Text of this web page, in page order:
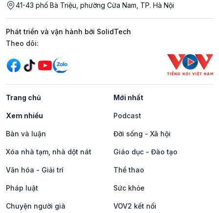
41-43 phố Bà Triệu, phường Cửa Nam, TP. Hà Nội
Phát triển và vận hành bởi SolidTech
Mạng xã hội
Theo dõi:
Trang chủ Mới nhất
Xem nhiều Podcast
Bàn và luận Đời sống - Xã hội
Xóa nhà tạm, nhà dột nát Giáo dục - Đào tạo
Văn hóa - Giải trí Thể thao
Pháp luật Sức khỏe
Chuyện người già VOV2 kết nối